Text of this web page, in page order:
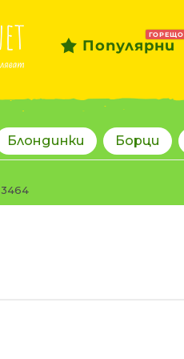
Популярни
ГОРЕЩО
Блондинки Борци
3464